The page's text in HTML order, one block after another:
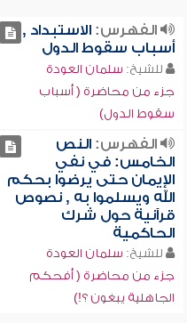
الفهرس:الاستبداد ,
أسباب سقوط الدول
للشيخ: سلمان العودة
جزء من محاضرة ( أسباب
سقوط الدول)
الفهرس:النص
الخامس: في نفي
الإيمان حتى يرضوا بحكم
الله ويسلموا به , نصوص
قرآنية حول شرك
الحاكمية
للشيخ: سلمان العودة
جزء من محاضرة ( أفحكم
الجاهلية يبغون ؟!)